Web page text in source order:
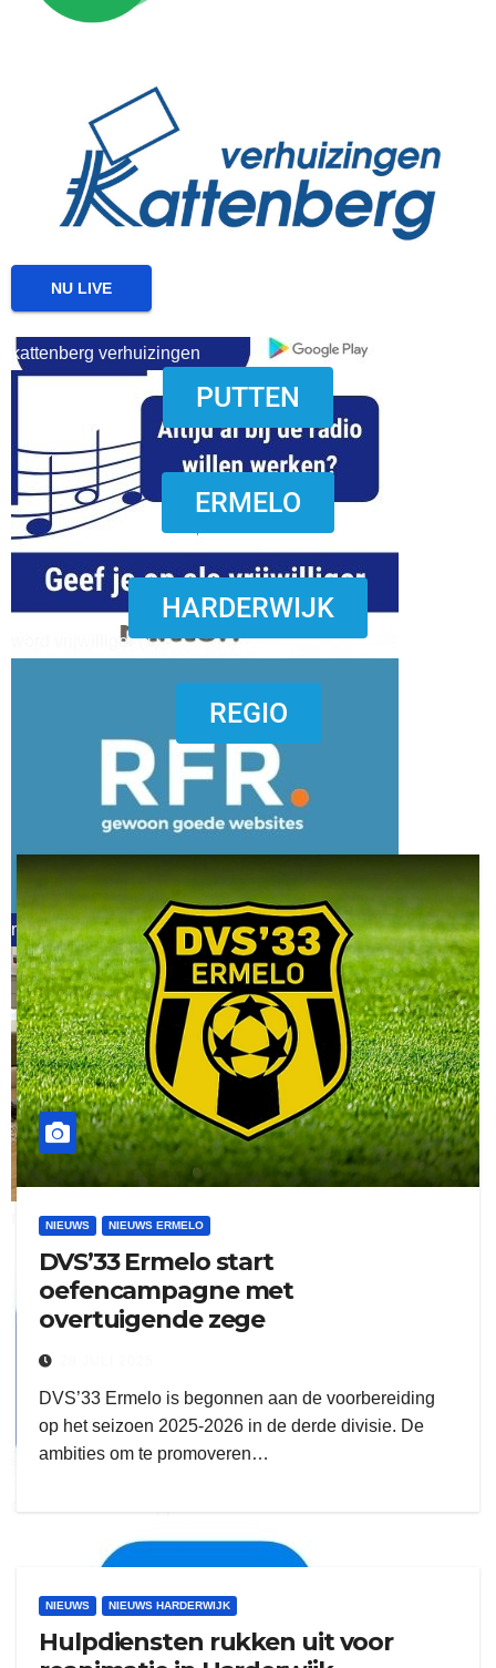
reanimatie ermelo
download onzze App
word vrijwilliger (1)
delangekortland
kattenberg verhuizingen
word vrijwilliger (1)
refreshed webdesign putten
ruitengaparket
NU LIVE
PUTTEN
ERMELO
HARDERWIJK
REGIO
NIEUWS NIEUWS ERMELO
DVS’33 Ermelo start
oefencampagne met
overtuigende zege
DVS’33 Ermelo is begonnen aan de voorbereiding
op het seizoen 2025-2026 in de derde divisie. De
ambities om te promoveren…
NIEUWS NIEUWS HARDERWIJK
Hulpdiensten rukken uit voor